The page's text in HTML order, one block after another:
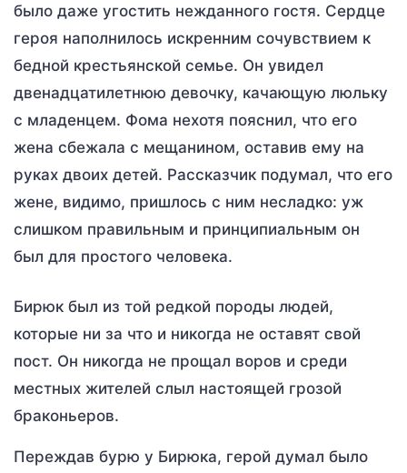
было даже угостить нежданного гостя. Сердце
героя наполнилось искренним сочувствием к
бедной крестьянской семье. Он увидел
двенадцатилетнюю девочку, качающую люльку
с младенцем. Фома нехотя пояснил, что его
жена сбежала с мещанином, оставив ему на
руках двоих детей. Рассказчик подумал, что его
жене, видимо, пришлось с ним несладко: уж
слишком правильным и принципиальным он
был для простого человека.
Бирюк был из той редкой породы людей,
которые ни за что и никогда не оставят свой
пост. Он никогда не прощал воров и среди
местных жителей слыл настоящей грозой
браконьеров.
Переждав бурю у Бирюка, герой думал было